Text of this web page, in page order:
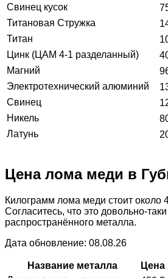
Свинец кусок
Титановая Стружка
Титан
Цинк (ЦАМ 4-1 разделанный)
Магний
Электротехнический алюминий
Свинец
Никель
Латунь
Цена лома меди в
Килограмм лома меди стоит около
Согласитесь, что это довольно-
распространённого металла.
Дата обновление: 08.08.26
Название металла
Цена